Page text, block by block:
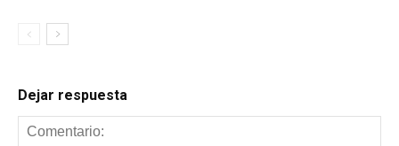
Dejar respuesta